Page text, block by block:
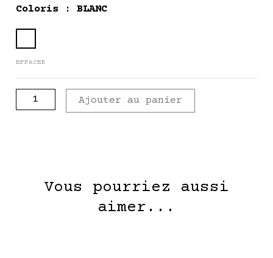
Coloris : BLANC
EFFACER
Limited
Ajouter au panier
Vous pourriez aussi
aimer...